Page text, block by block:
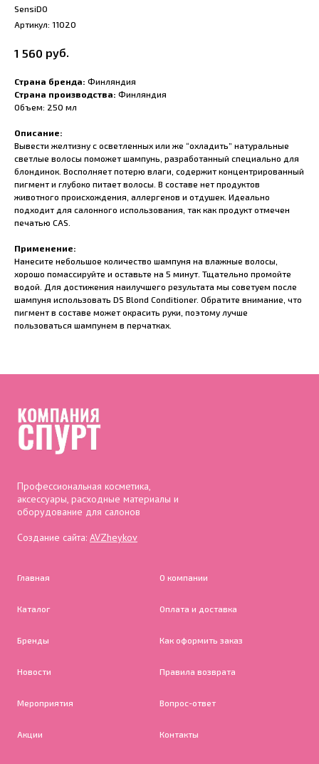
SensiDO
Артикул: 11020
1 560 руб.
Страна бренда: Финляндия
Страна производства: Финляндия
Объем: 250 мл
Описание:
Вывести желтизну с осветленных или же “охладить” натуральные
светлые волосы поможет шампунь, разработанный специально для
блондинок. Восполняет потерю влаги, содержит концентрированный
пигмент и глубоко питает волосы. В составе нет продуктов
животного происхождения, аллергенов и отдушек. Идеально
подходит для салонного использования, так как продукт отмечен
печатью CAS.
Применение:
Нанесите небольшое количество шампуня на влажные волосы,
хорошо помассируйте и оставьте на 5 минут. Тщательно промойте
водой. Для достижения наилучшего результата мы советуем после
шампуня использовать DS Blond Conditioner. Обратите внимание, что
пигмент в составе может окрасить руки, поэтому лучше
пользоваться шампунем в перчатках.
Профессиональная косметика,
аксессуары, расходные материалы и
оборудование для салонов
Создание сайта: AVZheykov
Главная
Каталог
Бренды
Новости
Мероприятия
Акции
О компании
Оплата и доставка
Как оформить заказ
Правила возврата
Вопрос-ответ
Контакты